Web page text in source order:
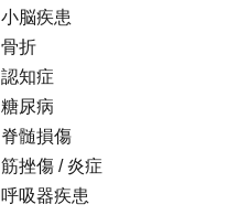
小脳疾患
骨折
認知症
糖尿病
脊髄損傷
筋挫傷 / 炎症
呼吸器疾患